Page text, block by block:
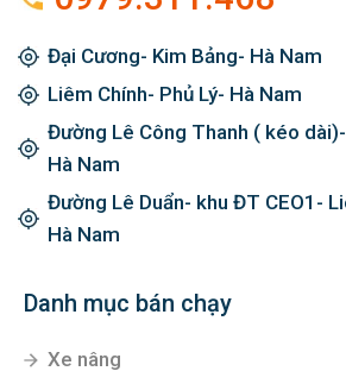
Đại Cương- Kim Bảng- Hà Nam
Liêm Chính- Phủ Lý- Hà Nam
Đường Lê Công Thanh ( kéo
Hà Nam
Đường Lê Duẩn- khu ĐT CEO1-
Hà Nam
Danh mục bán chạy
Xe nâng